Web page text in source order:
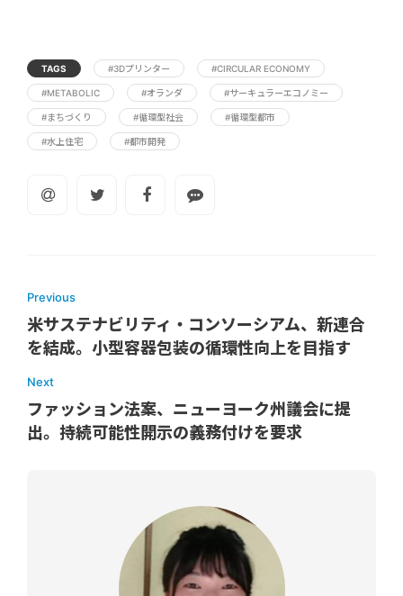
TAGS #3Dプリンター #CIRCULAR ECONOMY
#METABOLIC #オランダ #サーキュラーエコノミー
#まちづくり #循環型社会 #循環型都市
#水上住宅 #都市開発
Previous
米サステナビリティ・コンソーシアム、新連合
を結成。小型容器包装の循環性向上を目指す
Next
ファッション法案、ニューヨーク州議会に提
出。持続可能性開示の義務付けを要求